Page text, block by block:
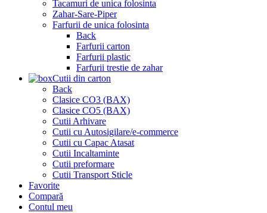
Tacamuri de unica folosinta
Zahar-Sare-Piper
Farfurii de unica folosinta
Back
Farfurii carton
Farfurii plastic
Farfurii trestie de zahar
Cutii din carton
Back
Clasice CO3 (BAX)
Clasice CO5 (BAX)
Cutii Arhivare
Cutii cu Autosigilare/e-commerce
Cutii cu Capac Atasat
Cutii Incaltaminte
Cutii preformare
Cutii Transport Sticle
Favorite
Compară
Contul meu